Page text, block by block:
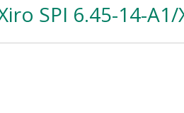
SPI 6.45-14-A1/